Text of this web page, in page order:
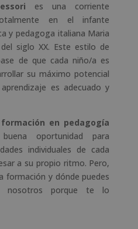
es una corriente
en el infante
y pedagoga italiana Maria
siglo XX. Este estilo de
de que cada niño/a es
su máximo potencial
es adecuado y
en pedagogía
oportunidad para
individuales de cada
a su propio ritmo. Pero,
formación y dónde puedes
nosotros porque te lo